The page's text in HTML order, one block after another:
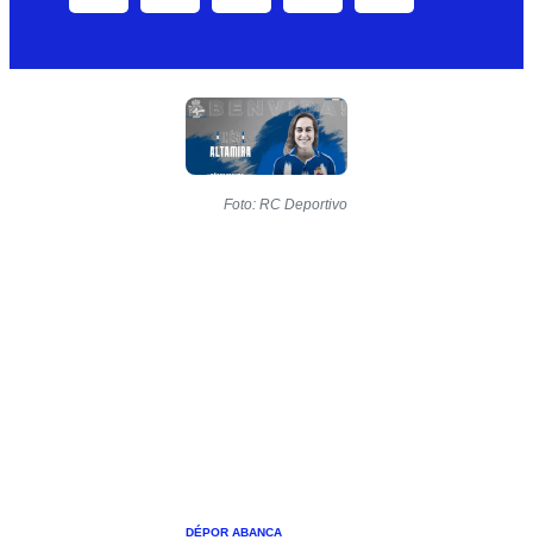
Foto: RC Deportivo
DÉPOR ABANCA